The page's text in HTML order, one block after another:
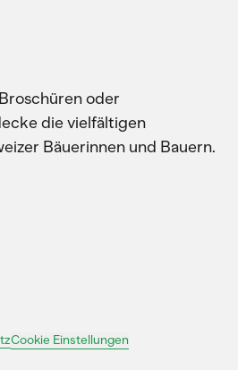
oder
die vielfältigen
Bäuerinnen und Bauern.
Cookie Einstellungen